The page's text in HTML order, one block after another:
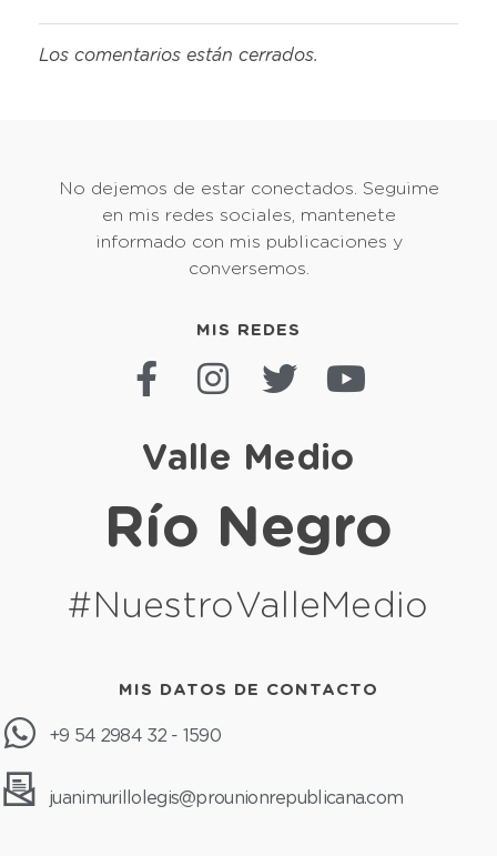
Los comentarios están cerrados.
No dejemos de estar conectados. Seguime
en mis redes sociales, mantenete
informado con mis publicaciones y
conversemos.
MIS REDES
Valle Medio
Río Negro
#NuestroValleMedio
MIS DATOS DE CONTACTO
+9 54 2984 32 - 1590
juanimurillolegis@prounionrepublicana.com